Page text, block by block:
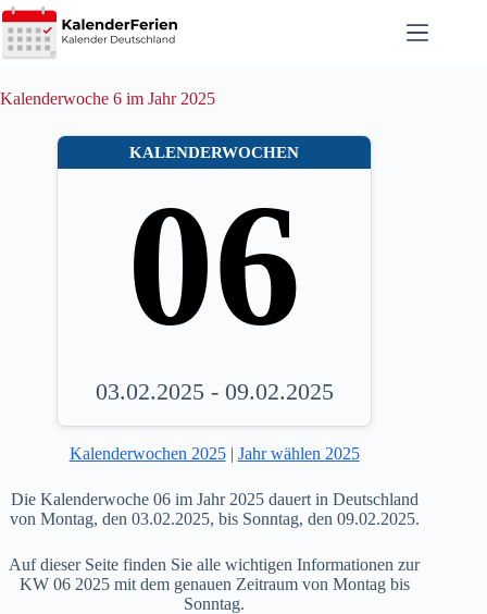
Zum
Inhalt
springen
Kalenderwoche 6 im Jahr 2025
KALENDERWOCHEN
06
03.02.2025 - 09.02.2025
Kalenderwochen 2025| Jahr wählen 2025
Die Kalenderwoche 06 im Jahr 2025 dauert in Deutschland
von Montag, den 03.02.2025, bis Sonntag, den 09.02.2025.
Auf dieser Seite finden Sie alle wichtigen Informationen zur
KW 06 2025 mit dem genauen Zeitraum von Montag bis
Sonntag.